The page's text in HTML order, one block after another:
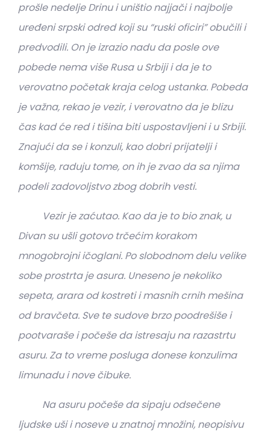
prošle nedelje Drinu i uništio najjači i najbolje
uređeni srpski odred koji su “ruski oficiri” obučili i
predvodili. On je izrazio nadu da posle ove
pobede nema više Rusa u Srbiji i da je to
verovatno početak kraja celog ustanka. Pobeda
je važna, rekao je vezir, i verovatno da je blizu
čas kad će red i tišina biti uspostavljeni i u Srbiji.
Znajući da se i konzuli, kao dobri prijatelji i
komšije, raduju tome, on ih je zvao da sa njima
podeli zadovoljstvo zbog dobrih vesti.
Vezir je zaćutao. Kao da je to bio znak, u
Divan su ušli gotovo trčećim korakom
mnogobrojni ičoglani. Po slobodnom delu velike
sobe prostrta je asura. Uneseno je nekoliko
sepeta, arara od kostreti i masnih crnih mešina
od bravčeta. Sve te sudove brzo poodrešiše i
pootvaraše i počeše da istresaju na razastrtu
asuru. Za to vreme posluga donese konzulima
limunadu i nove čibuke.
Na asuru počeše da sipaju odsečene
ljudske uši i noseve u znatnoj množini, neopisivu